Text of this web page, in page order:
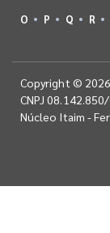
O
P Q R
Copyright © 2026
CNPJ
Núcleo Itaim -